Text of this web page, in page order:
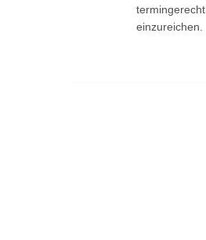
termingerecht
einzureichen.